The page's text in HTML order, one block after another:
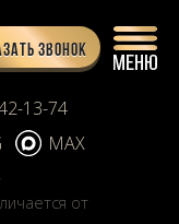
звонок
13-74
MAX
от